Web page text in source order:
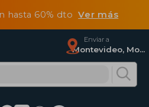
hasta 60% dtoVer más
Enviar a
Montevideo, Montevideo